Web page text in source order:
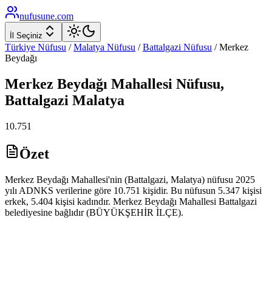
nufusune.com
İl Seçiniz
Türkiye Nüfusu / Malatya Nüfusu / Battalgazi Nüfusu /Merkez
Beydağı
Merkez Beydağı Mahallesi Nüfusu,
Battalgazi Malatya
10.751
Özet
Merkez Beydağı Mahallesi'nin (Battalgazi, Malatya) nüfusu 2025
yılı ADNKS verilerine göre 10.751 kişidir. Bu nüfusun 5.347 kişisi
erkek, 5.404 kişisi kadındır. Merkez Beydağı Mahallesi Battalgazi
belediyesine bağlıdır (BÜYÜKŞEHİR İLÇE).